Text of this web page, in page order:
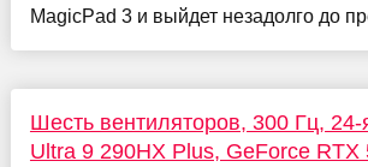
MagicPad 3 и выйдет незадолго до
Шесть вентиляторов, 300 Гц,
Ultra 9 290HX Plus, GeForce RTX